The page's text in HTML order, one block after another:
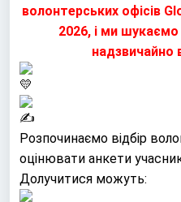
волонтерських офісів
2026, і ми
надзвичайно
Розпочинаємо відбір
оцінювати анкети
Долучитися можуть: